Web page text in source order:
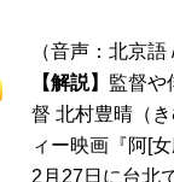
（音声：北京
【解説】 監督や
督 北村豊晴（
ィー映画『阿[
2月27日に台北